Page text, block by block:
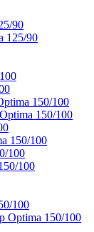
90
125/90
150/100
150/100
150/100
100
100
100
Optima 150/100